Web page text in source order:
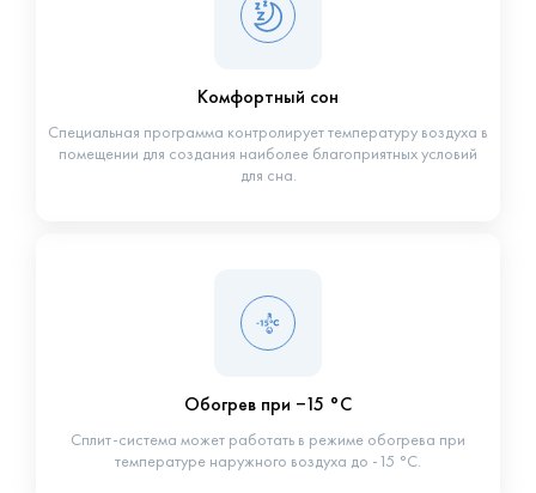
Комфортный сон
Специальная программа контролирует температуру воздуха в
помещении для создания наиболее благоприятных условий
для сна.
Обогрев при −15 °С
Сплит-система может работать в режиме обогрева при
температуре наружного воздуха до -15 °С.